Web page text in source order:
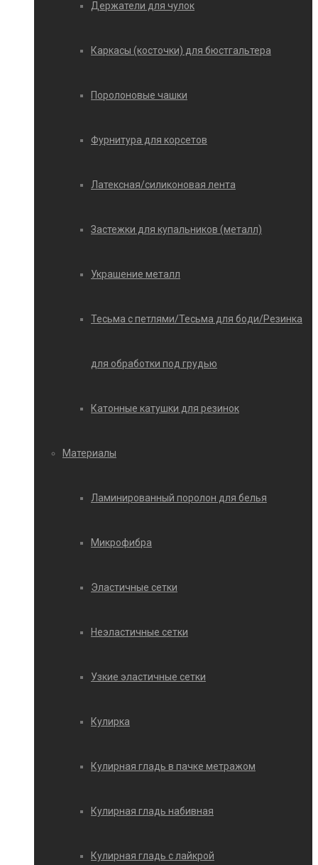
Держатели для чулок
Каркасы (косточки) для бюстгальтера
Поролоновые чашки
Фурнитура для корсетов
Латексная/силиконовая лента
Застежки для купальников (металл)
Украшение металл
Тесьма с петлями/Тесьма для боди/Резинка
для обработки под грудью
Катонные катушки для резинок
Материалы
Ламинированный поролон для белья
Микрофибра
Эластичные сетки
Неэластичные сетки
Узкие эластичные сетки
Кулирка
Кулирная гладь в пачке метражом
Кулирная гладь набивная
Кулирная гладь с лайкрой